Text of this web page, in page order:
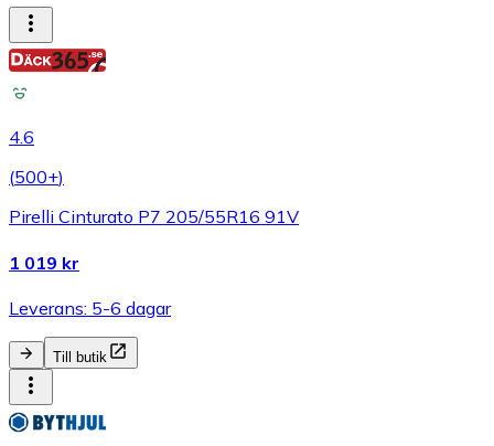
4.6
(500+)
Pirelli Cinturato P7 205/55R16 91V
1 019 kr
Leverans: 5-6 dagar
Till butik